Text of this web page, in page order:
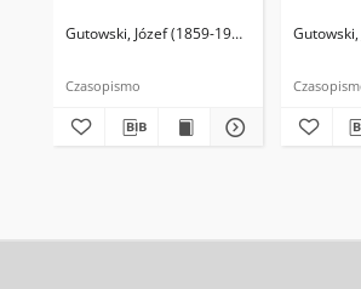
Gutowski, Józef (1859-1916). Redaktor
Czasopismo